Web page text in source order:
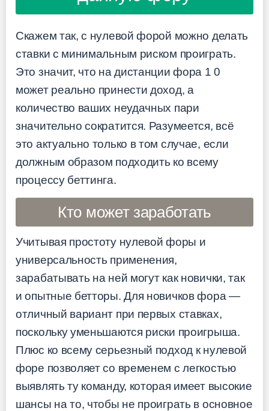
Скажем так, с нулевой форой можно делать
ставки с минимальным риском проиграть.
Это значит, что на дистанции фора 1 0
может реально принести доход, а
количество ваших неудачных пари
значительно сократится. Разумеется, всё
это актуально только в том случае, если
должным образом подходить ко всему
процессу беттинга.
Кто может заработать
Учитывая простоту нулевой форы и
универсальность применения,
зарабатывать на ней могут как новички, так
и опытные бетторы. Для новичков фора —
отличный вариант при первых ставках,
поскольку уменьшаются риски проигрыша.
Плюс ко всему серьезный подход к нулевой
форе позволяет со временем с легкостью
выявлять ту команду, которая имеет высокие
шансы на то, чтобы не проиграть в основное